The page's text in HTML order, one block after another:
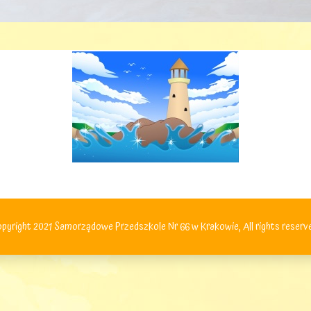
2021 Samorządowe Przedszkole Nr 66 w Krakowie, All rights